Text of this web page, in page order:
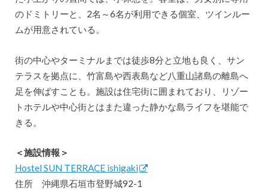
のドミトリーと、2名～6名が利用できる個室、ツインルー
ムが用意されている。
街の中心やターミナルまでは徒歩8分と立地も良く、サン
テラスを拠点に、竹富島や西表島など八重山諸島の離島へ
足を伸ばすことも。施設は住宅街に囲まれており、リゾー
トホテルや中心街とはまた違った静かな島ライフを堪能で
きる。
＜施設情報＞
Hostel SUN TERRACE ishigaki
住所 沖縄県石垣市登野城92-1